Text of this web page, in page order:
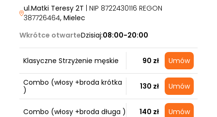
ul.Matki Teresy 2T | NIP 8722430116 REGON
387726464, Mielec
Wkrótce otwarteDzisiaj:08:00-20:00
Klasyczne Strzyżenie męskie 90 zł Umów
Combo (włosy +broda krótka
)
130 zł Umów
Combo (włosy +broda długa ) 140 zł Umów